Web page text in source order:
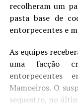
recolheram um
pasta base de
entorpecentes e
As equipes
uma facção
entorpecentes
Mamoeiros. O
sequestro, no